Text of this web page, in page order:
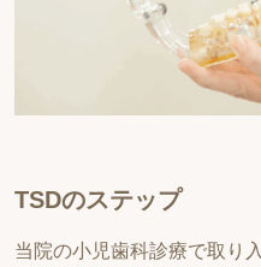
TSDのステップ
当院の小児歯科診療で取り